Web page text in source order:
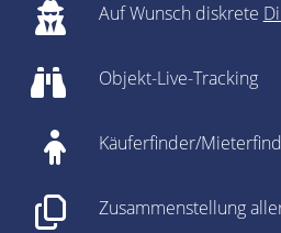
Auf Wunsch diskrete
Objekt-Live-Tracking
Käuferfinder/
Zusammenstellung